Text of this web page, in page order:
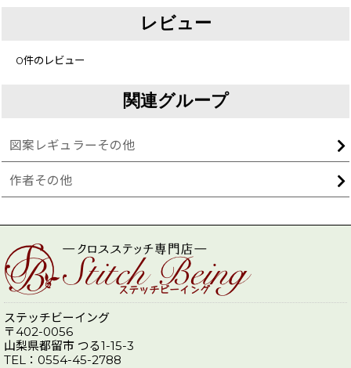
レビュー
0件のレビュー
関連グループ
図案レギュラーその他
作者その他
ステッチビーイング
〒402-0056
山梨県都留市 つる1-15-3
TEL：0554-45-2788